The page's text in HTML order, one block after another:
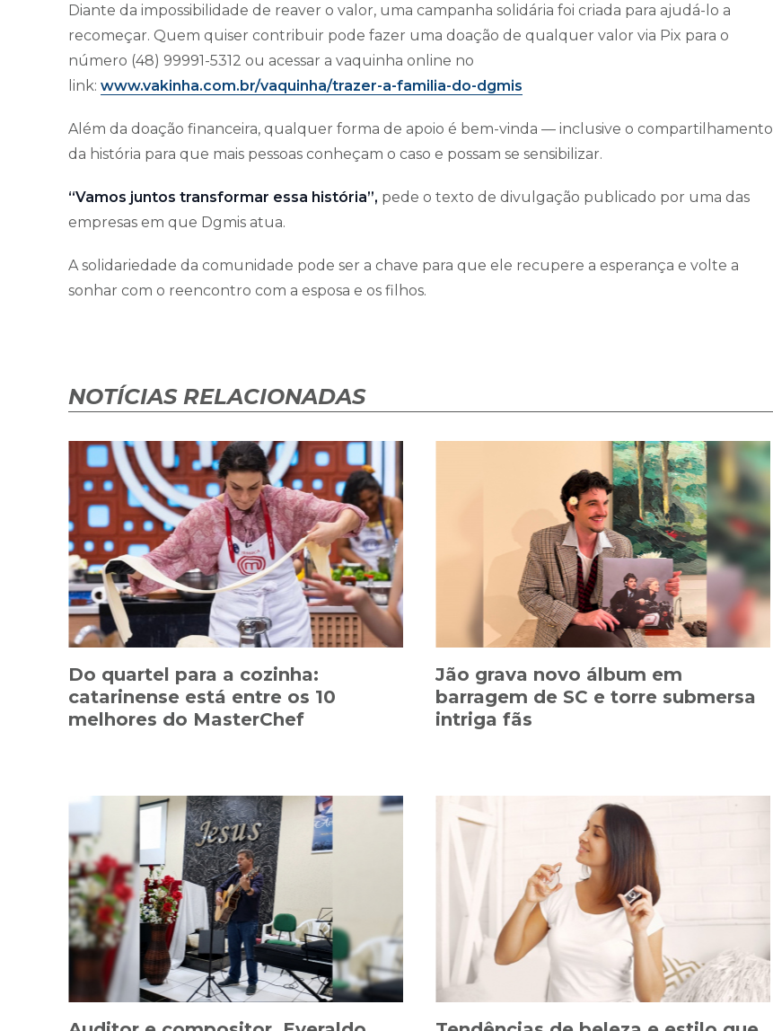
Diante da impossibilidade de reaver o valor, uma campanha solidária foi criada para ajudá-lo a
recomeçar. Quem quiser contribuir pode fazer uma doação de qualquer valor via Pix para o
número (48) 99991-5312 ou acessar a vaquinha online no
link: www.vakinha.com.br/vaquinha/trazer-a-familia-do-dgmis
Além da doação financeira, qualquer forma de apoio é bem-vinda — inclusive o compartilhamento
da história para que mais pessoas conheçam o caso e possam se sensibilizar.
“Vamos juntos transformar essa história”, pede o texto de divulgação publicado por uma das
empresas em que Dgmis atua.
A solidariedade da comunidade pode ser a chave para que ele recupere a esperança e volte a
sonhar com o reencontro com a esposa e os filhos.
NOTÍCIAS RELACIONADAS
Do quartel para a cozinha:
catarinense está entre os 10
melhores do MasterChef
Jão grava novo álbum em
barragem de SC e torre submersa
intriga fãs